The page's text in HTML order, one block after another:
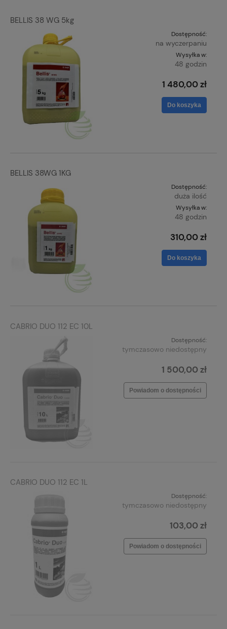
BELLIS 38 WG 5kg
Dostępność:
na wyczerpaniu
Wysyłka w:
48 godzin
1 480,00 zł
Do koszyka
BELLIS 38WG 1KG
Dostępność:
duża ilość
Wysyłka w:
48 godzin
310,00 zł
Do koszyka
CABRIO DUO 112 EC 10L
Dostępność:
tymczasowo niedostępny
1 500,00 zł
Powiadom o dostępności
CABRIO DUO 112 EC 1L
Dostępność:
tymczasowo niedostępny
103,00 zł
Powiadom o dostępności